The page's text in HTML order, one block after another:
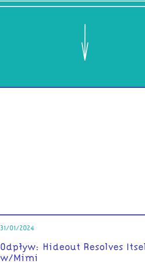
31/01/2024
Odpływ: Hideout Resolves
w/Mimi